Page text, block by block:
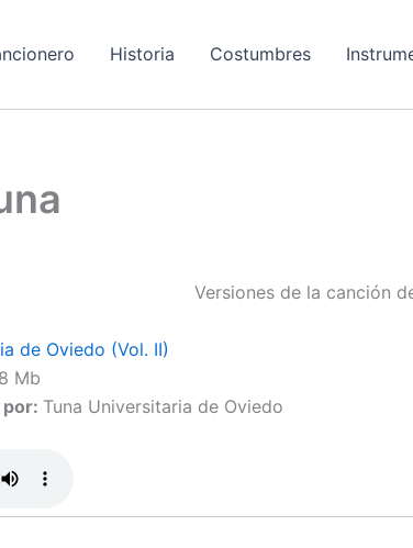
Historia Costumbres
Versiones de la canción
de Oviedo (Vol. II)
Mb
por: Tuna Universitaria de Oviedo